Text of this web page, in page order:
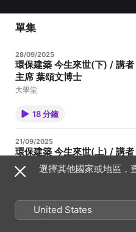
涵蓋文學、歷史、哲
#香港電台文教組
#藝文一格
單集
28/09/2025
環保建築 今生來世(下) / 講
主席 葉頌文博士
大學堂
18 分鐘
21/09/2025
環保建築 今生來世(上) / 講
主席 葉頌文博士
大學堂
19 分鐘
選擇其他國家或地區，
United States